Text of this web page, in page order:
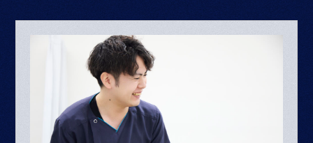
整体師▶月給 227,353円〜453,670円
給与内訳
・基本給 193,072～385,264円
・固定残業代 34,281円～68,406円（25時間）
ボーナス・賞与（業績に応じて年2回）